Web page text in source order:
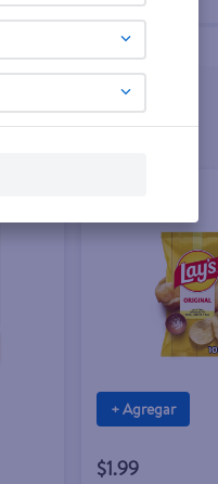
+ Agregar
$1.99